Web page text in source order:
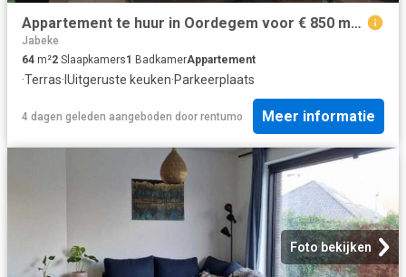
Appartement te huur in Oordegem voor € 850 met 2 slaapkamers
Jabeke
64 m²2 Slaapkamers1 BadkamerAppartement
·Terras· IUitgeruste keuken·Parkeerplaats
4 dagen geleden aangeboden door rentumo Meer informatie
Foto bekijken